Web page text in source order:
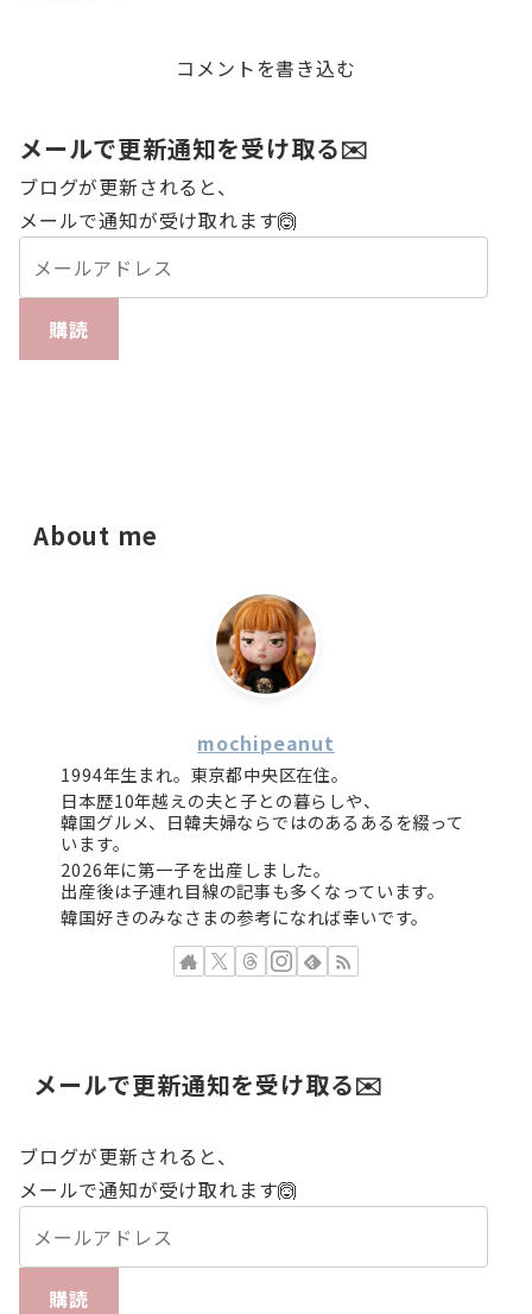
コメントを書き込む
メールで更新通知を受け取る✉️
ブログが更新されると、
メールで通知が受け取れます🙆
購読
About me
mochipeanut
1994年生まれ。東京都中央区在住。
日本歴10年越えの夫と子との暮らしや、
韓国グルメ、日韓夫婦ならではのあるあるを綴って
います。
2026年に第一子を出産しました。
出産後は子連れ目線の記事も多くなっています。
韓国好きのみなさまの参考になれば幸いです。
メールで更新通知を受け取る✉️
ブログが更新されると、
メールで通知が受け取れます🙆
購読